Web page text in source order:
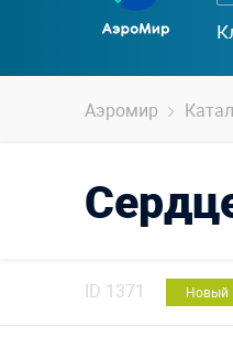
Аэромир
ID 1371 Новый